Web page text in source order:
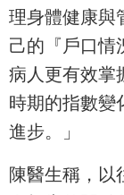
理身體健康與
己的『戶口情
病人更有效掌
時期的指數變
進步。」
陳醫生稱，以